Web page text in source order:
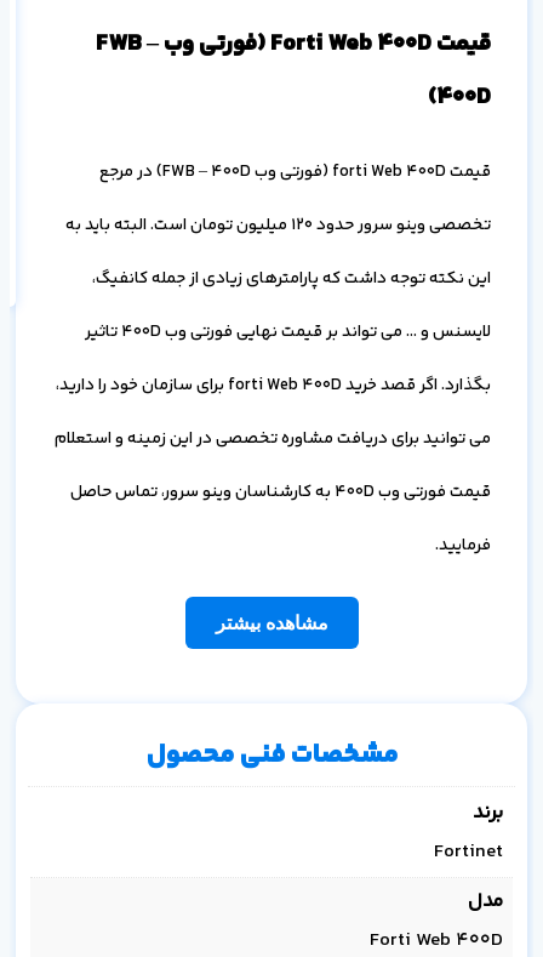
قیمت Forti Web 400D (فورتی وب FWB –
400D)
قیمت forti Web 400D (فورتی وب FWB – 400D) در مرجع
تخصصی وینو سرور حدود 120 میلیون تومان است. البته باید به
این نکته توجه داشت که پارامترهای زیادی از جمله کانفیگ،
لایسنس و … می تواند بر قیمت نهایی فورتی وب 400D تاثیر
بگذارد. اگر قصد خرید forti Web 400D برای سازمان خود را دارید،
می توانید برای دریافت مشاوره تخصصی در این زمینه و استعلام
قیمت فورتی وب 400D به کارشناسان وینو سرور، تماس حاصل
فرمایید.
مشاهده بیشتر
مشخصات فنی محصول
برند
Fortinet
مدل
Forti Web 400D